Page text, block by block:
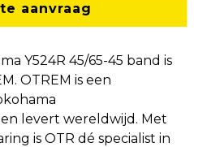
aanvraag
Y524R 45/65-45 band is
OTREM is een
levert wereldwijd. Met
is OTR dé specialist in